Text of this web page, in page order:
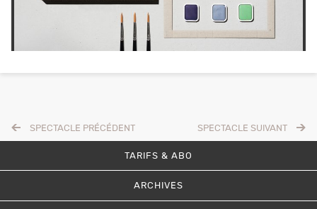
SPECTACLE SUIVANT
SPECTACLE PRÉCÉDENT
TARIFS & ABO
ARCHIVES